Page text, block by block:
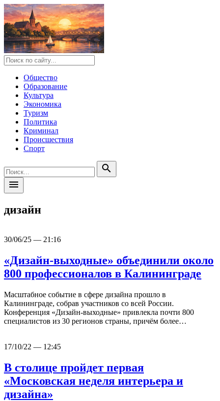
Общество
Образование
Культура
Экономика
Туризм
Политика
Криминал
Происшествия
Спорт
search
menu
дизайн
30/06/25 — 21:16
«Дизайн-выходные» объединили около
800 профессионалов в Калининграде
Масштабное событие в сфере дизайна прошло в
Калининграде, собрав участников со всей России.
Конференция «Дизайн-выходные» привлекла почти 800
специалистов из 30 регионов страны, причём более…
17/10/22 — 12:45
В столице пройдет первая
«Московская неделя интерьера и
дизайна»